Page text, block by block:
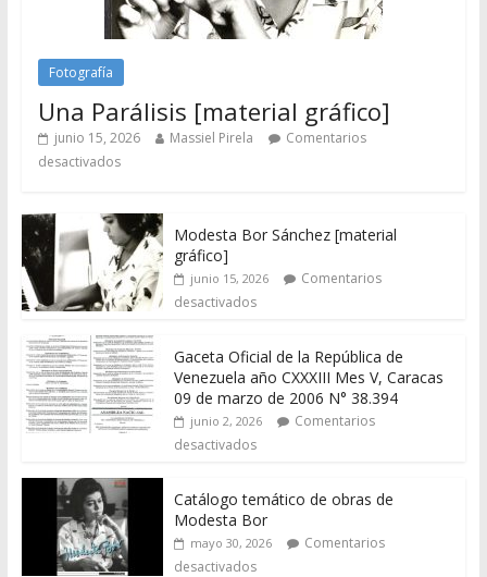
Fotografía
Una Parálisis [material gráfico]
junio 15, 2026 Massiel Pirela
Comentarios
desactivados
Modesta Bor Sánchez [material
gráfico]
junio 15, 2026
Comentarios
desactivados
Gaceta Oficial de la República de
Venezuela año CXXXIII Mes V, Caracas
09 de marzo de 2006 N° 38.394
junio 2, 2026
Comentarios
desactivados
Catálogo temático de obras de
Modesta Bor
mayo 30, 2026
Comentarios
desactivados